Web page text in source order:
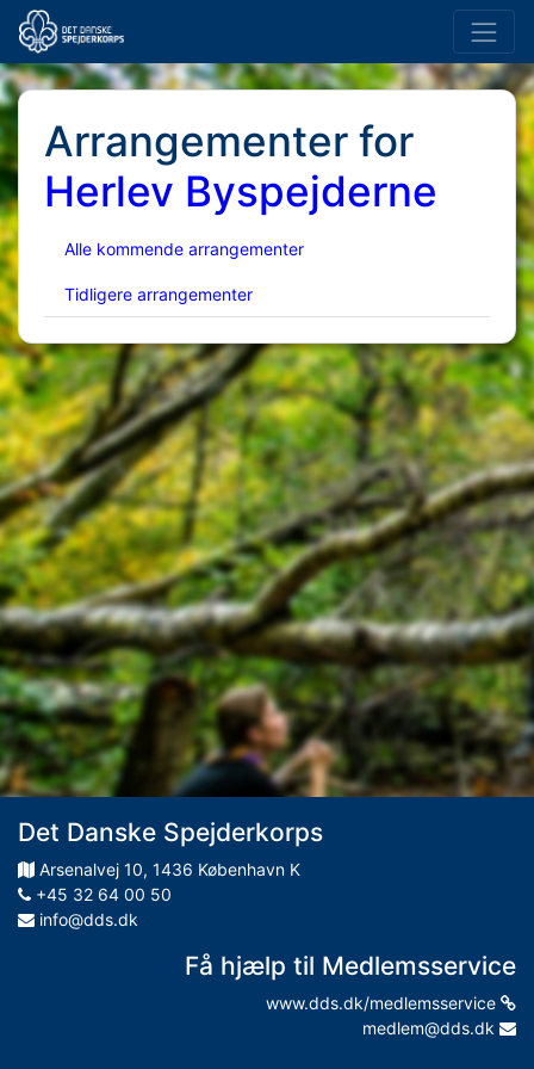
Arrangementer for
Herlev Byspejderne
Alle kommende arrangementer
Tidligere arrangementer
Det Danske Spejderkorps
Arsenalvej 10, 1436 København K
+45 32 64 00 50
info@dds.dk
Få hjælp til Medlemsservice
www.dds.dk/medlemsservice
medlem@dds.dk